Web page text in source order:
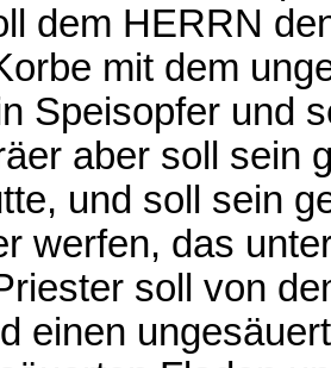
dem HERRN
mit dem
Speisopfer und
aber soll sein
und soll sein
werfen, das
soll von
einen